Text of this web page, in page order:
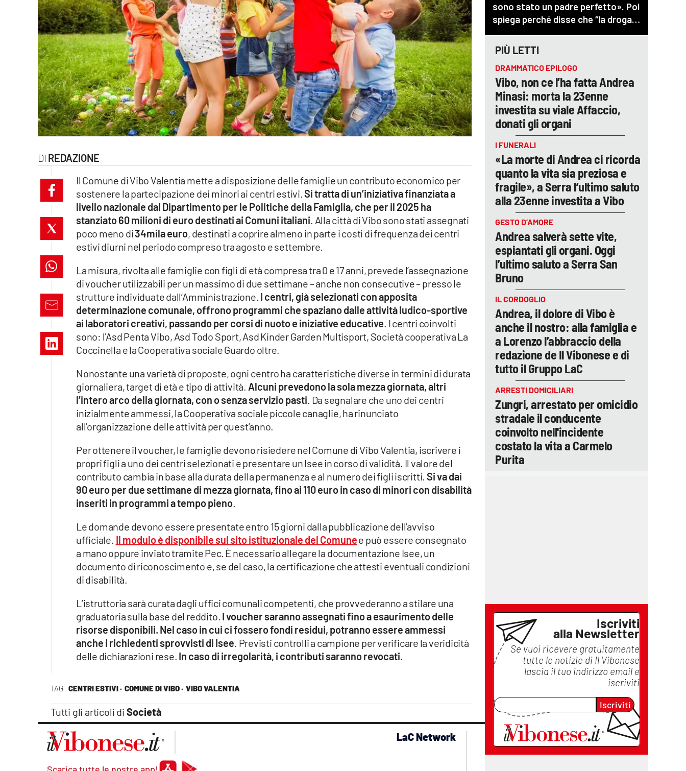
lacitymag.it
catanzarochannel.it
lacapitalenews.it
Vai
REDAZIONE
TAG CENTRI ESTIVI · COMUNE DI VIBO · VIBO VALENTIA
Tutti gli articoli di Società
Il Comune di Vibo Valentia mette a disposizione delle famiglie un contributo economico per
sostenere la partecipazione dei minori ai centri estivi.Si tratta di un’iniziativa finanziata a
livello nazionale dal Dipartimento per le Politiche della Famiglia, che per il 2025 ha
stanziato 60 milioni di euro destinati ai Comuni italiani. Alla città di Vibo sono stati assegnati
poco meno di34mila euro, destinati a coprire almeno in parte i costi di frequenza dei centri
estivi diurni nel periodo compreso tra agosto e settembre.
La misura, rivolta alle famiglie con figli di età compresa tra 0 e 17 anni, prevede l’assegnazione
di voucher utilizzabili per un massimo di due settimane – anche non consecutive – presso le
strutture individuate dall’Amministrazione. I centri, già selezionati con apposita
determinazione comunale, offrono programmi che spaziano dalle attività ludico-sportive
ai laboratori creativi, passando per corsi di nuoto e iniziative educative. I centri coinvolti
sono: l’Asd Penta Vibo, Asd Todo Sport, Asd Kinder Garden Multisport, Società cooperativa La
Coccinella e la Cooperativa sociale Guardo oltre.
Nonostante una varietà di proposte, ogni centro ha caratteristiche diverse in termini di durata
giornaliera, target di età e tipo di attività. Alcuni prevedono la sola mezza giornata, altri
l’intero arco della giornata, con o senza servizio pasti. Da segnalare che uno dei centri
inizialmente ammessi, la Cooperativa sociale piccole canaglie, ha rinunciato
all’organizzazione delle attività per quest’anno.
Per ottenere il voucher, le famiglie devono risiedere nel Comune di Vibo Valentia, iscrivere i
propri figli a uno dei centri selezionati e presentare un Isee in corso di validità. Il valore del
contributo cambia in base alla durata della permanenza e al numero dei figli iscritti. Si va dai
90 euro per due settimane di mezza giornata, fino ai 110 euro in caso di minori con disabilità
inseriti in programmi a tempo pieno.
Le domande devono essere presentate entro 15 giorni dalla pubblicazione dell’avviso
ufficiale. Il modulo è disponibile sul sito istituzionale del Comunee può essere consegnato
a mano oppure inviato tramite Pec. È necessario allegare la documentazione Isee, un
documento di riconoscimento e, se del caso, la certificazione che attesti eventuali condizioni
di disabilità.
L’istruttoria sarà curata dagli uffici comunali competenti, che provvederanno a stilare una
graduatoria sulla base del reddito. I voucher saranno assegnati fino a esaurimento delle
risorse disponibili. Nel caso in cui ci fossero fondi residui, potranno essere ammessi
anche i richiedenti sprovvisti di Isee. Previsti controlli a campione per verificare la veridicità
delle dichiarazioni rese. In caso di irregolarità, i contributi saranno revocati.
PIÙ LETTI
DRAMMATICO EPILOGO
Vibo, non ce l’ha fatta Andrea
Minasi: morta la 23enne
investita su viale Affaccio,
donati gli organi
I FUNERALI
«La morte di Andrea ci ricorda
quanto la vita sia preziosa e
fragile», a Serra l’ultimo saluto
alla 23enne investita a Vibo
GESTO D’AMORE
Andrea salverà sette vite,
espiantati gli organi. Oggi
l’ultimo saluto a Serra San
Bruno
IL CORDOGLIO
Andrea, il dolore di Vibo è
anche il nostro: alla famiglia e
a Lorenzo l’abbraccio della
redazione de Il Vibonese e di
tutto il Gruppo LaC
ARRESTI DOMICILIARI
Zungri, arrestato per omicidio
stradale il conducente
coinvolto nell'incidente
costato la vita a Carmelo
Purita
Iscriviti
alla Newsletter
Se vuoi ricevere gratuitamente
tutte le notizie di Il Vibonese
lascia il tuo indirizzo email e
iscriviti
Iscriviti
LaC Network
lacplay.it
lactv.it
lacitymag.it
lacapitalenews.it